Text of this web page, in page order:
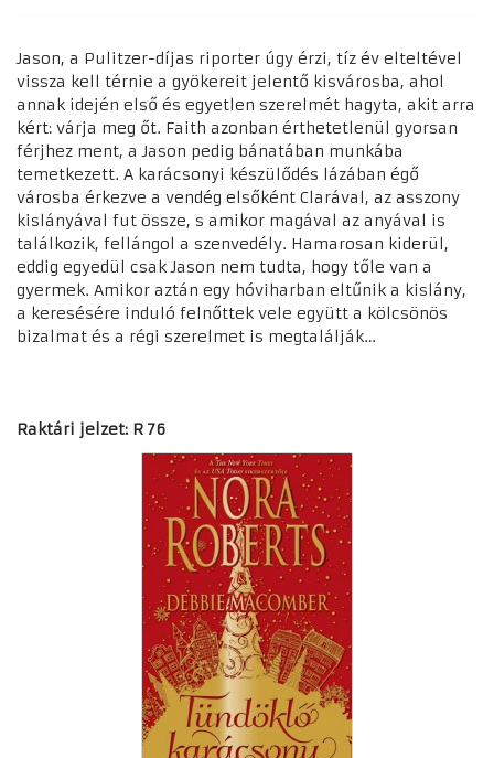
Jason, a Pulitzer-díjas riporter úgy érzi, tíz év elteltével
vissza kell térnie a gyökereit jelentő kisvárosba, ahol
annak idején első és egyetlen szerelmét hagyta, akit arra
kért: várja meg őt. Faith azonban érthetetlenül gyorsan
férjhez ment, a Jason pedig bánatában munkába
temetkezett. A karácsonyi készülődés lázában égő
városba érkezve a vendég elsőként Clarával, az asszony
kislányával fut össze, s amikor magával az anyával is
találkozik, fellángol a szenvedély. Hamarosan kiderül,
eddig egyedül csak Jason nem tudta, hogy tőle van a
gyermek. Amikor aztán egy hóviharban eltűnik a kislány,
a keresésére induló felnőttek vele együtt a kölcsönös
bizalmat és a régi szerelmet is megtalálják…
Raktári jelzet: R 76